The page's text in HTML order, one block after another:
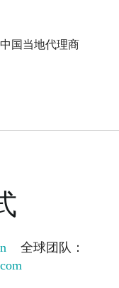
国当地代理商
全球团队：